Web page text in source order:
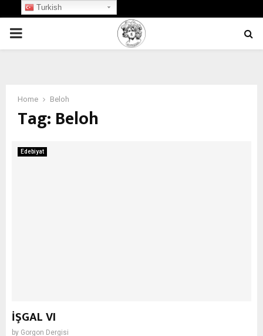
PRIMARY
Home Beloh
Tag: Beloh
Edebiyat
İŞGAL VI
by Gorgon Dergisi
Turkish